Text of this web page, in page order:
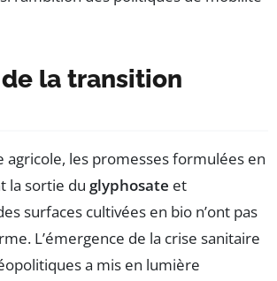
la transition
agricole, les promesses formulées en
la sortie du glyphosate et
surfaces cultivées en bio n’ont pas
L’émergence de la crise sanitaire
a mis en lumière